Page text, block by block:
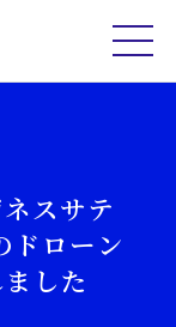
スサテ
ドローン
した